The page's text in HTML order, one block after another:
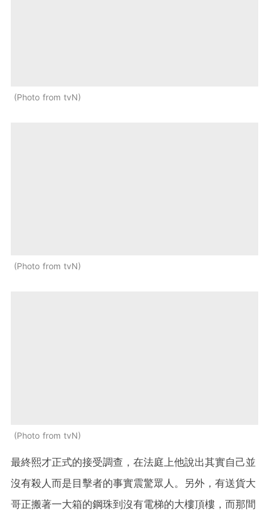
Photo from tvN
Photo from tvN
Photo from tvN
最終熙才正式的接受調查，在法庭上他說出其實自己並
沒有殺人而是目擊者的事實震驚眾人。另外，有送貨大
哥正搬著一大箱的鋼珠到沒有電梯的大樓頂樓，而那間